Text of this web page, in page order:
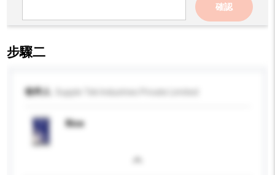
確認
步驟二
收件人
Rice